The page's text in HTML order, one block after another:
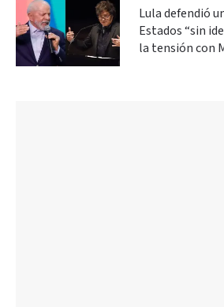
Lula defendió
Estados “sin
la tensión con